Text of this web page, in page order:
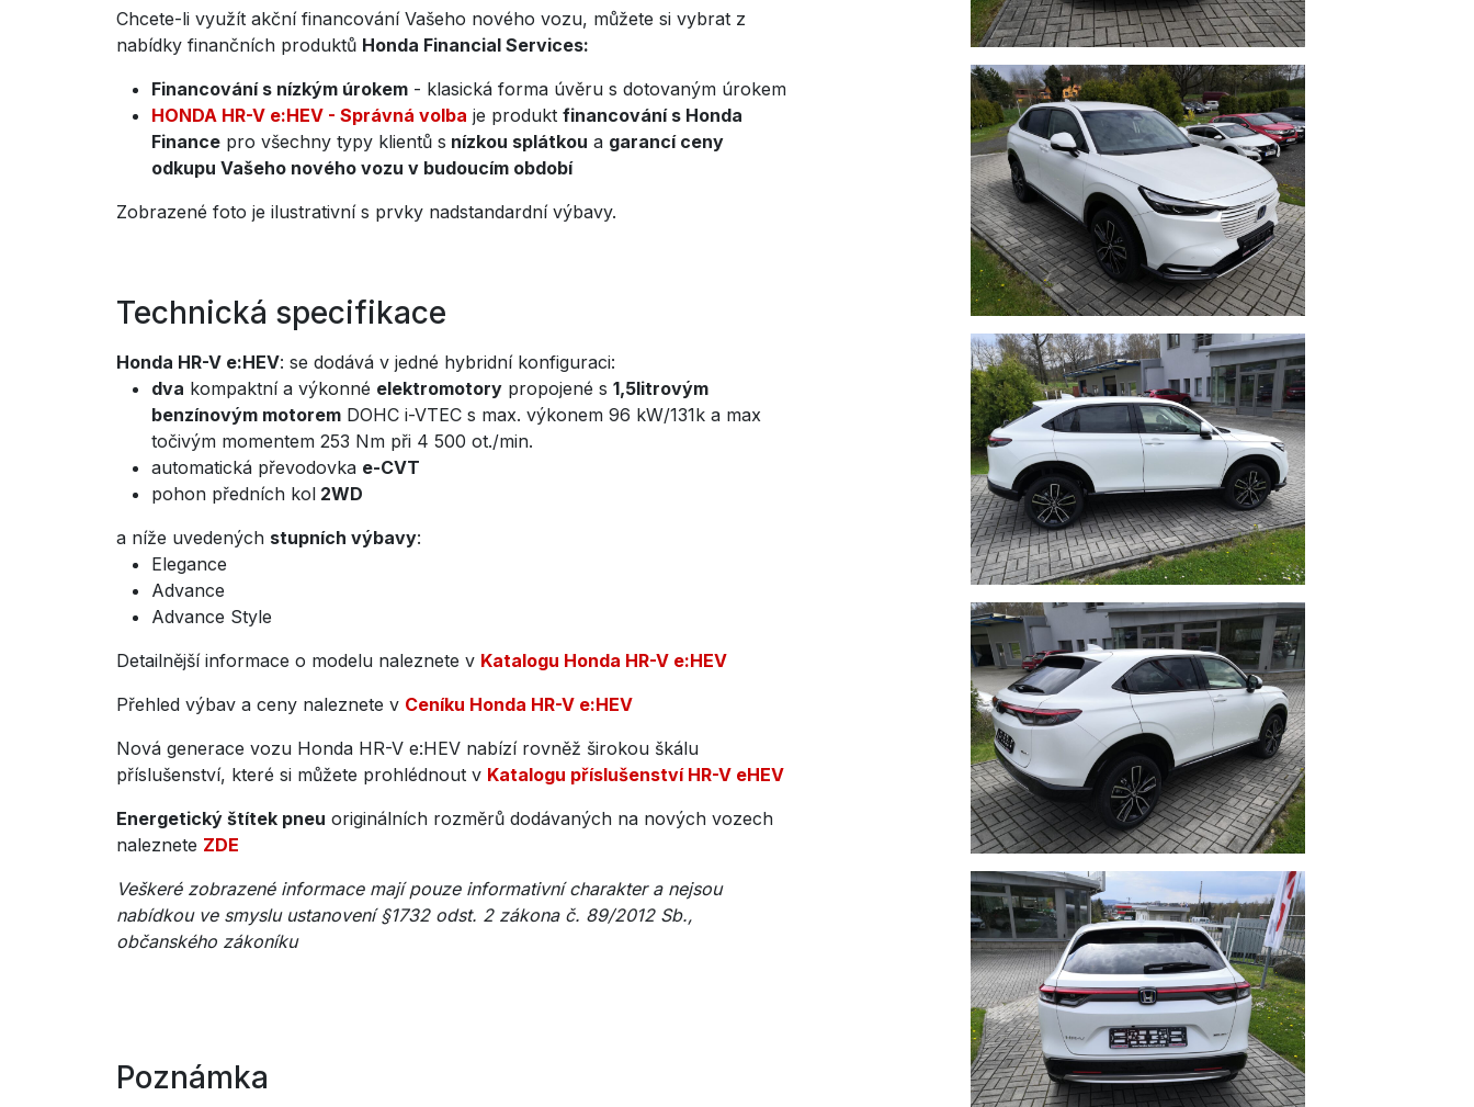
Chcete-li využít akční financování Vašeho nového vozu, můžete si vybrat z
nabídky finančních produktů Honda Financial Services:
Financování s nízkým úrokem - klasická forma úvěru s dotovaným úrokem
HONDA HR-V e:HEV - Správná volba je produkt financování s Honda
Finance pro všechny typy klientů s nízkou splátkou a garancí ceny
odkupu Vašeho nového vozu v budoucím období
Zobrazené foto je ilustrativní s prvky nadstandardní výbavy.
Technická specifikace
Honda HR-V e:HEV: se dodává v jedné hybridní konfiguraci:
dva kompaktní a výkonné elektromotory propojené s 1,5litrovým
benzínovým motorem DOHC i-VTEC s max. výkonem 96 kW/131k a max
točivým momentem 253 Nm při 4 500 ot./min.
automatická převodovka e-CVT
pohon předních kol 2WD
a níže uvedených stupních výbavy:
Elegance
Advance
Advance Style
Detailnější informace o modelu naleznete v Katalogu Honda HR-V e:HEV
Přehled výbav a ceny naleznete v Ceníku Honda HR-V e:HEV
Nová generace vozu Honda HR-V e:HEV nabízí rovněž širokou škálu
příslušenství, které si můžete prohlédnout v Katalogu příslušenství HR-V eHEV
Energetický štítek pneu originálních rozměrů dodávaných na nových vozech
naleznete ZDE
Veškeré zobrazené informace mají pouze informativní charakter a nejsou
nabídkou ve smyslu ustanovení §1732 odst. 2 zákona č. 89/2012 Sb.,
občanského zákoníku
Poznámka